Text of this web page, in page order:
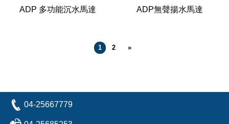
ADP 多功能沉水馬達 ADP無聲揚水馬達
1 2 »
04-25667779